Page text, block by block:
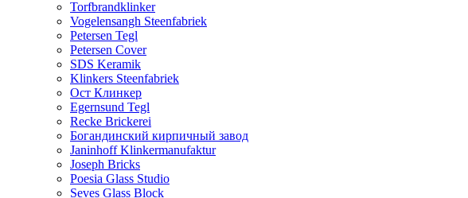
Torfbrandklinker
Vogelensangh Steenfabriek
Petersen Tegl
Petersen Cover
SDS Keramik
Klinkers Steenfabriek
Ост Клинкер
Egernsund Tegl
Recke Brickerei
Богандинский кирпичный завод
Janinhoff Klinkermanufaktur
Joseph Bricks
Poesia Glass Studio
Seves Glass Block